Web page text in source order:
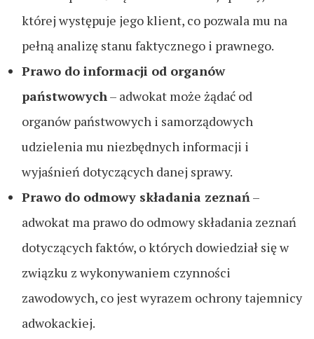
której występuje jego klient, co pozwala mu na
pełną analizę stanu faktycznego i prawnego.
Prawo do informacji od organów
państwowych– adwokat może żądać od
organów państwowych i samorządowych
udzielenia mu niezbędnych informacji i
wyjaśnień dotyczących danej sprawy.
Prawo do odmowy składania zeznań–
adwokat ma prawo do odmowy składania zeznań
dotyczących faktów, o których dowiedział się w
związku z wykonywaniem czynności
zawodowych, co jest wyrazem ochrony tajemnicy
adwokackiej.